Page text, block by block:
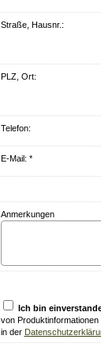
Straße, Hausnr.:
PLZ, Ort:
Telefon:
E-Mail: *
Anmerkungen
Ich bin
von
in der